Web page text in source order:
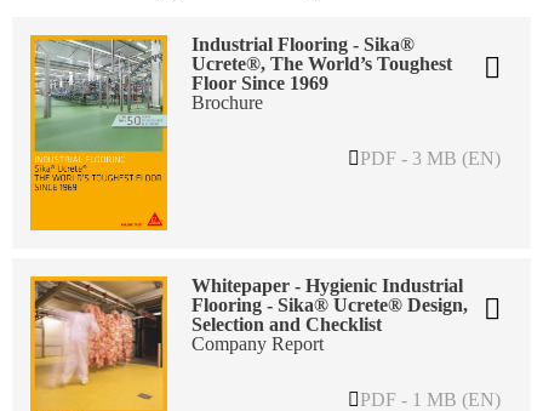
Industrial Flooring - Sika®
Ucrete®, The World’s Toughest
Floor Since 1969
Brochure
PDF - 3 MB (EN)
Whitepaper - Hygienic Industrial
Flooring - Sika® Ucrete® Design,
Selection and Checklist
Company Report
PDF - 1 MB (EN)